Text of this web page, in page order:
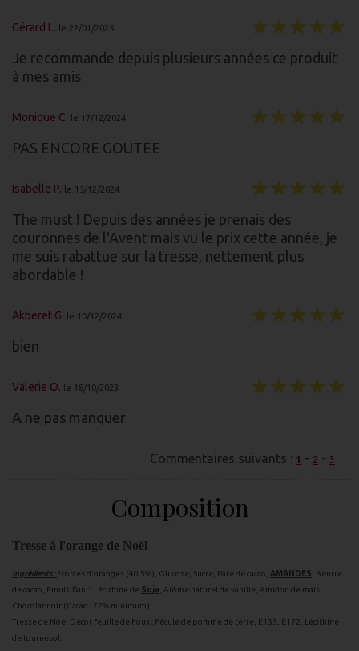
Gérard L. le 22/01/2025
Je recommande depuis plusieurs années ce produit
à mes amis
Monique C. le 17/12/2024
PAS ENCORE GOUTEE
Isabelle P. le 15/12/2024
The must ! Depuis des années je prenais des
couronnes de l'Avent mais vu le prix cette année, je
me suis rabattue sur la tresse, nettement plus
abordable !
Akberet G. le 10/12/2024
bien
Valerie O. le 18/10/2023
A ne pas manquer
Commentaires suivants : 1 - 2 - 3
Composition
Tresse à l'orange de Noël
Ingrédients :Ecorces d'oranges (40.5%), Glucose, Sucre, Pâte de cacao, AMANDES , Beurre
de cacao, Emulsifiant : Lécithine de Soja , Arôme naturel de vanille, Amidon de maïs,
Chocolat noir (Cacao : 72% minimum),
Tresse de Noel Décor feuille de houx : Fécule de pomme de terre, E133, E172, Lécithine
de tournesol.